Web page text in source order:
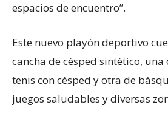
espacios de encuentro”.
Este nuevo playón deportivo
cancha de césped sintético,
tenis con césped y otra de
juegos saludables y diversas